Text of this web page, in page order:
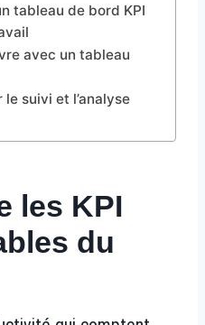
tableau de bord KPI
avec un tableau
suivi et l’analyse
les KPI
du